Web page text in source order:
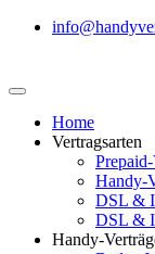
Home
Vertragsarten
Handy-
DSL &
DSL &
Handy-